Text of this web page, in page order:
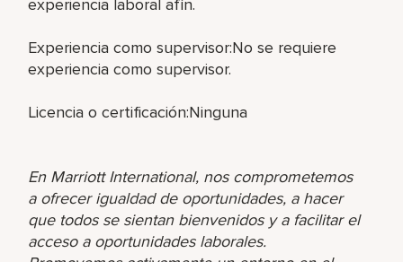
experiencia laboral afín.
Experiencia como supervisor:No se requiere
experiencia como supervisor.
Licencia o certificación:Ninguna
En Marriott International, nos comprometemos
a ofrecer igualdad de oportunidades, a hacer
que todos se sientan bienvenidos y a facilitar el
acceso a oportunidades laborales.